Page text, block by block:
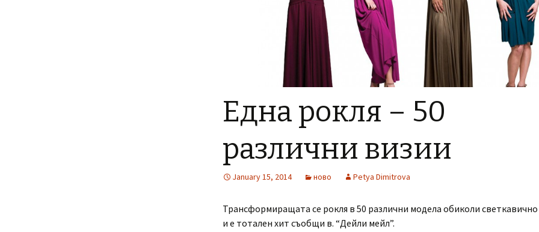
Една рокля – 50
различни визии
January 15, 2014 ново Petya Dimitrova
Трансформиращата се рокля в 50 различни модела обиколи
и е тотален хит съобщи в. “Дейли мейл”.